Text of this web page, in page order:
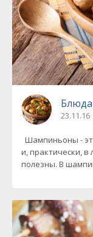
23.11.16
Шампиньоны -
и, практически,
полезны. В